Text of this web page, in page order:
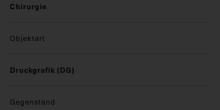
Chirurgie
Objektart
Druckgrafik (DG)
Gegenstand